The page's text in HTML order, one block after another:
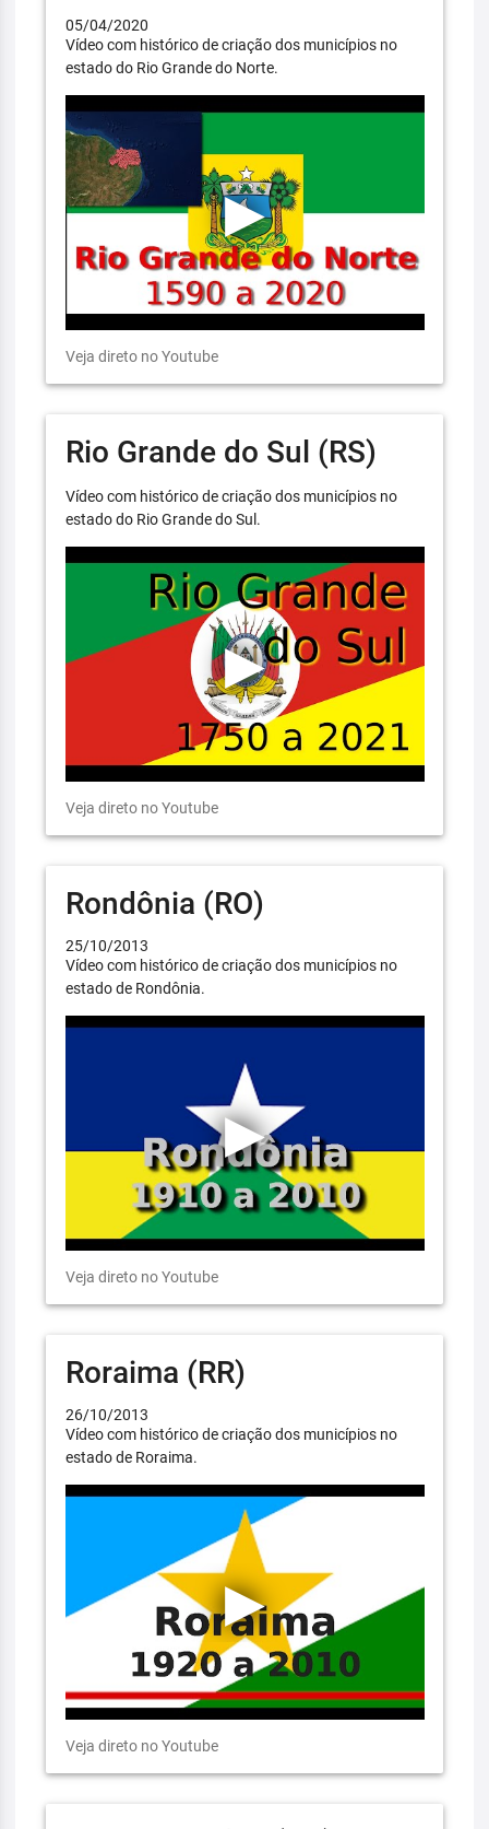
05/04/2020
Vídeo com histórico de criação dos municípios no
estado do Rio Grande do Norte.
Veja direto no Youtube
Rio Grande do Sul (RS)
Vídeo com histórico de criação dos municípios no
estado do Rio Grande do Sul.
Veja direto no Youtube
Rondônia (RO)
25/10/2013
Vídeo com histórico de criação dos municípios no
estado de Rondônia.
Veja direto no Youtube
Roraima (RR)
26/10/2013
Vídeo com histórico de criação dos municípios no
estado de Roraima.
Veja direto no Youtube